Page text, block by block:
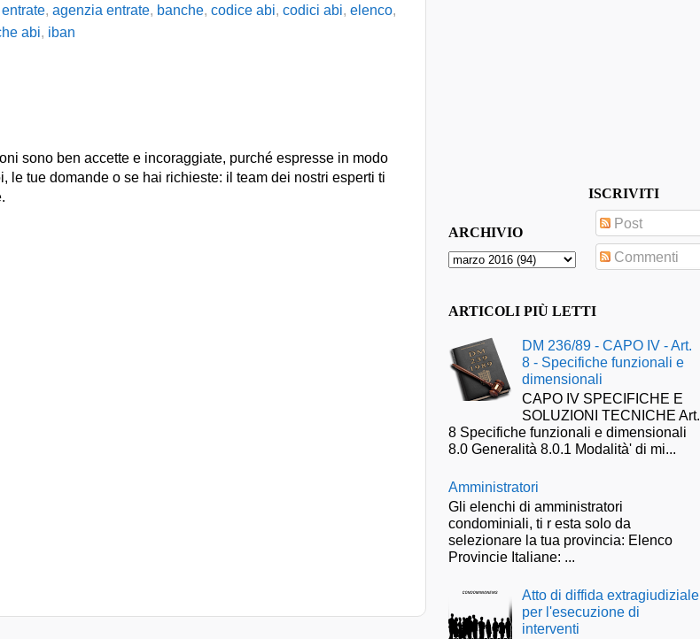
, agenzia entrate, banche, codice abi, codici abi, elenco,
abi, iban
sono ben accette e incoraggiate, purché espresse in modo
le tue domande o se hai richieste: il team dei nostri esperti ti
ARCHIVIO
ISCRIVITI
Post
Commenti
ARTICOLI PIÙ LETTI
DM 236/89 - CAPO IV - Art.
8 - Specifiche funzionali e
dimensionali
CAPO IV SPECIFICHE E
SOLUZIONI TECNICHE Art.
8 Specifiche funzionali e dimensionali
8.0 Generalità 8.0.1 Modalità' di mi...
Amministratori
Gli elenchi di amministratori
condominiali, ti r esta solo da
selezionare la tua provincia: Elenco
Provincie Italiane: ...
Atto di diffida extragiudiziale
per l'esecuzione di
interventi